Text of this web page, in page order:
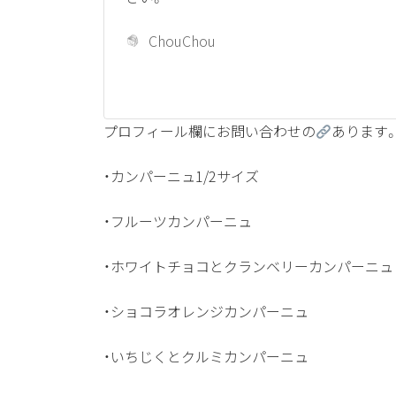
ChouChou
プロフィール欄にお問い合わせの あります
・カンパーニュ1/2サイズ
・フルーツカンパーニュ
・ホワイトチョコとクランベリーカンパーニュ
・ショコラオレンジカンパーニュ
・いちじくとクルミカンパーニュ